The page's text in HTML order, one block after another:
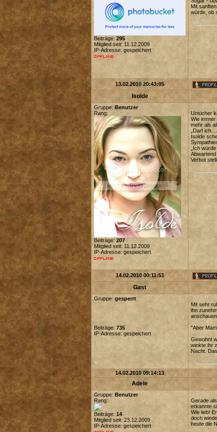
Beiträge: 295
Mitglied seit: 11.12.2009
IP-Adresse: gespeichert
Mit
würde, ob
13.02.2010 20:43:05
Isolde
Gruppe: Benutzer
Rang:
Beiträge: 207
Mitglied seit: 11.12.2009
IP-Adresse: gespeichert
Unsicher
Wie
mehr als
„Darf
Isolde
„Ich
Verbot
14.02.2010 00:11:51
Gast
Gruppe: gesperrt
Beiträge: 735
IP-Adresse: gespeichert
Mit sehr
ihn
"Aber
Gewohnt
winkte ihr
Nacht.
14.02.2010 09:14:13
Adele
Gruppe: Benutzer
Rang:
Beiträge: 14
Mitglied seit: 23.12.2009
IP-Adresse: gespeichert
Gerade
erkannte
Wie lieb!
doch
heute die